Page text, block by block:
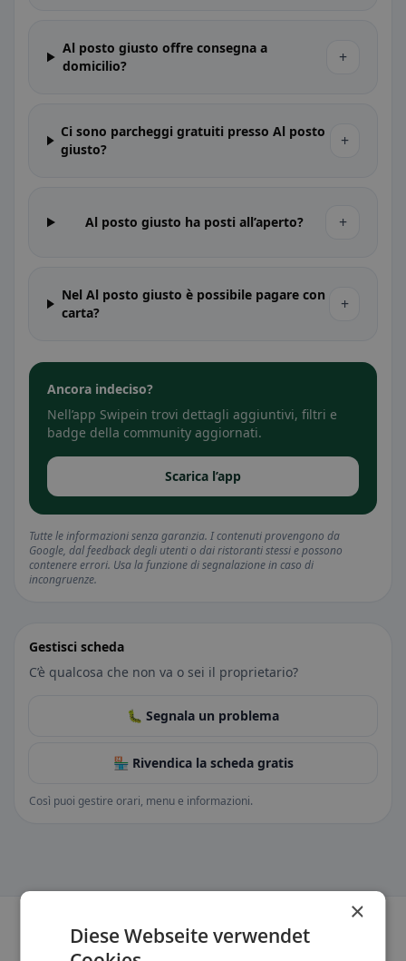
Al posto giusto offre consegna a
domicilio?
+
Ci sono parcheggi gratuiti presso Al posto
giusto?
+
Al posto giusto ha posti all’aperto? +
Nel Al posto giusto è possibile pagare con
carta?
+
Ancora indeciso?
Nell’app Swipein trovi dettagli aggiuntivi, filtri e
badge della community aggiornati.
Scarica l’app
Tutte le informazioni senza garanzia. I contenuti provengono da
Google, dal feedback degli utenti o dai ristoranti stessi e possono
contenere errori. Usa la funzione di segnalazione in caso di
incongruenze.
Gestisci scheda
C’è qualcosa che non va o sei il proprietario?
🐛 Segnala un problema
🏪 Rivendica la scheda gratis
Così puoi gestire orari, menu e informazioni.
×
Diese Webseite verwendet